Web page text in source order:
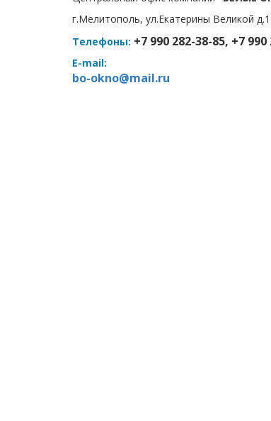
г.Мелитополь, ул.Екатерины Великой
Телефоны: +7 990 282-38-85, +7
E-mail:
bo-okno@mail.ru